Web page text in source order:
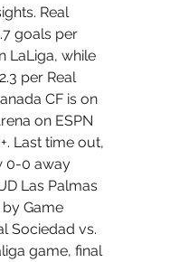
Real
goals per
LaLiga, while
per Real
CF is on
on ESPN
Last time out,
0-0 away
Las Palmas
Game
Sociedad vs.
game, final